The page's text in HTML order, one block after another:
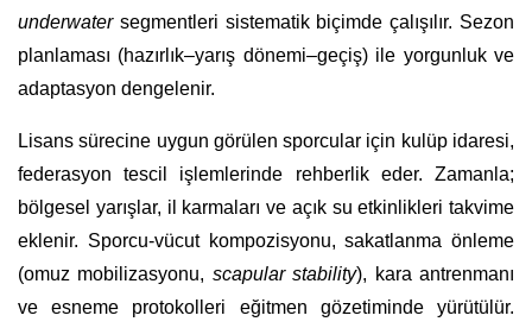
underwatersegmentleri sistematik biçimde çalışılır. Sezon
planlaması (hazırlık–yarış dönemi–geçiş) ile yorgunluk ve
adaptasyon dengelenir.
Lisans sürecine uygun görülen sporcular için kulüp idaresi,
federasyon tescil işlemlerinde rehberlik eder. Zamanla;
bölgesel yarışlar, il karmaları ve açık su etkinlikleri takvime
eklenir. Sporcu-vücut kompozisyonu, sakatlanma önleme
(omuz mobilizasyonu, scapular stability), kara antrenmanı
ve esneme protokolleri eğitmen gözetiminde yürütülür.